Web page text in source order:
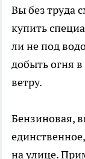
Вы без труда
купить
ли не под
добыть огня
ветру.
Бензиновая,
на улице.